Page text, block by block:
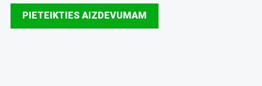
PIETEIKTIES AIZDEVUMAM